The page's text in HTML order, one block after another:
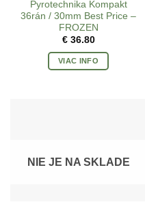
Pyrotechnika Kompakt
36rán / 30mm Best Price –
FROZEN
€36.80
VIAC INFO
NIE JE NA SKLADE